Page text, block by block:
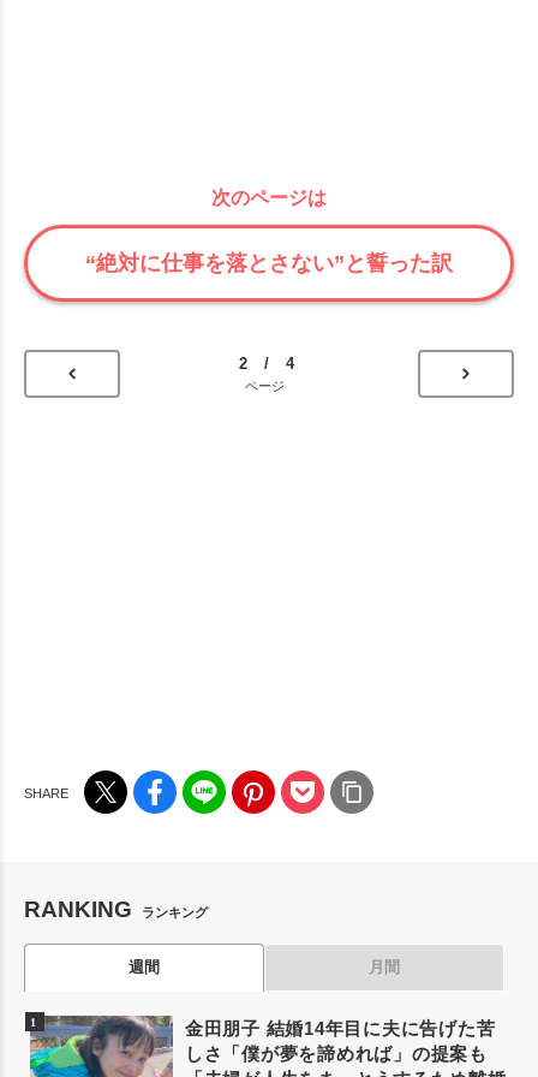
次のページは
“絶対に仕事を落とさない”と誓った訳
2 / 4
ページ
RANKING ランキング
週間 月間
金田朋子 結婚14年目に夫に告げた苦
しさ「僕が夢を諦めれば」の提案も